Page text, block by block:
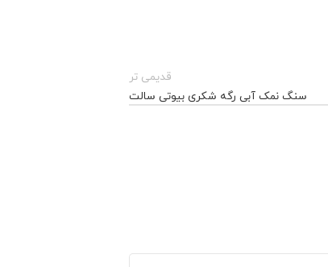
قدیمی تر
سنگ نمک آبی رگه شکری بیوتی سالت